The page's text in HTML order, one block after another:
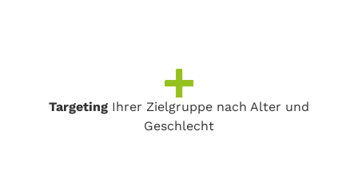
Targeting Ihrer Zielgruppe nach Alter und
Geschlecht